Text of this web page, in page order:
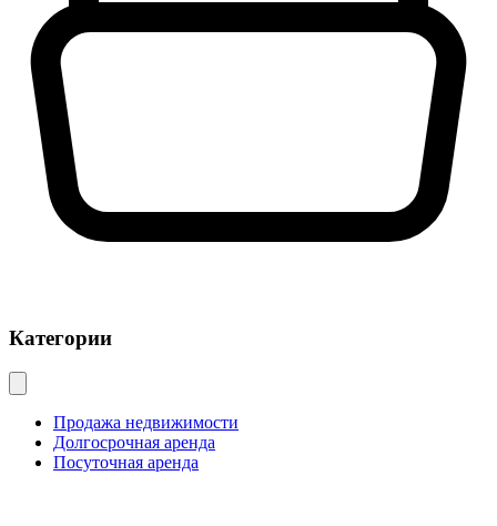
Категории
Продажа недвижимости
Долгосрочная аренда
Посуточная аренда